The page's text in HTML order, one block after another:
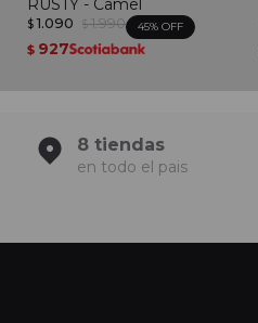
RUSTY - Camel
$ 1.090 $ 1.990 45
$ 927
8 tiendas
en todo el pais